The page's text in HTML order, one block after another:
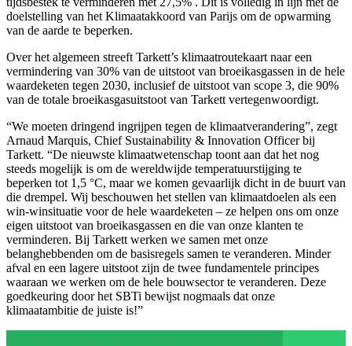
doelstelling van het Klimaatakkoord van Parijs om de opwarming
van de aarde te beperken.
Over het algemeen streeft Tarkett’s klimaatroutekaart naar een
vermindering van 30% van de uitstoot van broeikasgassen in de hele
waardeketen tegen 2030, inclusief de uitstoot van scope 3, die 90%
van de totale broeikasgasuitstoot van Tarkett vertegenwoordigt.
“We moeten dringend ingrijpen tegen de klimaatverandering”, zegt
Arnaud Marquis, Chief Sustainability & Innovation Officer bij
Tarkett. “De nieuwste klimaatwetenschap toont aan dat het nog
steeds mogelijk is om de wereldwijde temperatuurstijging te
beperken tot 1,5 °C, maar we komen gevaarlijk dicht in de buurt van
die drempel. Wij beschouwen het stellen van klimaatdoelen als een
win-winsituatie voor de hele waardeketen – ze helpen ons om onze
eigen uitstoot van broeikasgassen en die van onze klanten te
verminderen. Bij Tarkett werken we samen met onze
belanghebbenden om de basisregels samen te veranderen. Minder
afval en een lagere uitstoot zijn de twee fundamentele principes
waaraan we werken om de hele bouwsector te veranderen. Deze
goedkeuring door het SBTi bewijst nogmaals dat onze
klimaatambitie de juiste is!”